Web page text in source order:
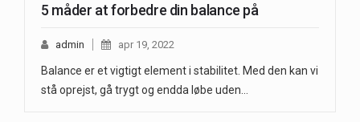
5 måder at forbedre din balance på
admin apr 19, 2022
Balance er et vigtigt element i stabilitet. Med den kan vi
stå oprejst, gå trygt og endda løbe uden…